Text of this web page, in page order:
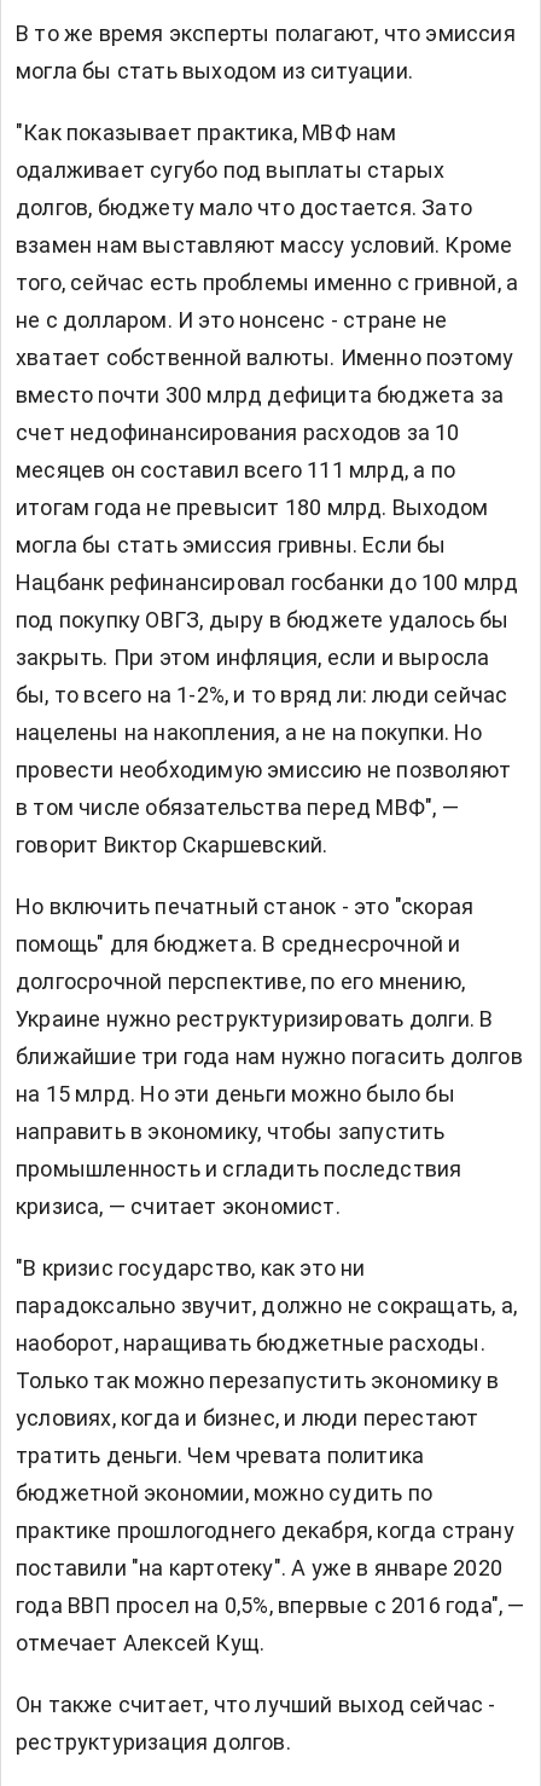
В то же время эксперты полагают, что эмиссия
могла бы стать выходом из ситуации.
"Как показывает практика, МВФ нам
одалживает сугубо под выплаты старых
долгов, бюджету мало что достается. Зато
взамен нам выставляют массу условий. Кроме
того, сейчас есть проблемы именно с гривной, а
не с долларом. И это нонсенс - стране не
хватает собственной валюты. Именно поэтому
вместо почти 300 млрд дефицита бюджета за
счет недофинансирования расходов за 10
месяцев он составил всего 111 млрд, а по
итогам года не превысит 180 млрд. Выходом
могла бы стать эмиссия гривны. Если бы
Нацбанк рефинансировал госбанки до 100 млрд
под покупку ОВГЗ, дыру в бюджете удалось бы
закрыть. При этом инфляция, если и выросла
бы, то всего на 1-2%, и то вряд ли: люди сейчас
нацелены на накопления, а не на покупки. Но
провести необходимую эмиссию не позволяют
в том числе обязательства перед МВФ", —
говорит Виктор Скаршевский.
Но включить печатный станок - это "скорая
помощь" для бюджета. В среднесрочной и
долгосрочной перспективе, по его мнению,
Украине нужно реструктуризировать долги. В
ближайшие три года нам нужно погасить долгов
на 15 млрд. Но эти деньги можно было бы
направить в экономику, чтобы запустить
промышленность и сгладить последствия
кризиса, — считает экономист.
"В кризис государство, как это ни
парадоксально звучит, должно не сокращать, а,
наоборот, наращивать бюджетные расходы.
Только так можно перезапустить экономику в
условиях, когда и бизнес, и люди перестают
тратить деньги. Чем чревата политика
бюджетной экономии, можно судить по
практике прошлогоднего декабря, когда страну
поставили "на картотеку". А уже в январе 2020
года ВВП просел на 0,5%, впервые с 2016 года", —
отмечает Алексей Кущ.
Он также считает, что лучший выход сейчас -
реструктуризация долгов.